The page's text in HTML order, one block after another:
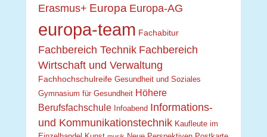
Erasmus+ Europa Europa-AG
europa-team Fachabitur
Fachbereich Technik Fachbereich
Wirtschaft und Verwaltung
Fachhochschulreife Gesundheit und Soziales
Gymnasium für Gesundheit Höhere
Berufsfachschule Infoabend Informations-
und Kommunikationstechnik Kaufleute im